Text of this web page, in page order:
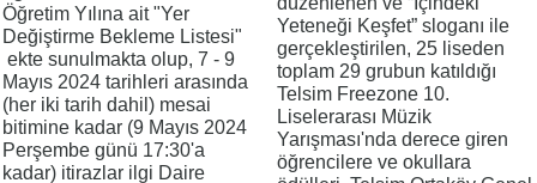
Öğretim Yılına ait "Yer
Değiştirme Bekleme Listesi"
ekte sunulmakta olup, 7 - 9
Mayıs 2024 tarihleri arasında
(her iki tarih dahil) mesai
bitimine kadar (9 Mayıs 2024
Perşembe günü 17:30'a
kadar) itirazlar ilgi Daire
Yeteneği Keşfet” sloganı ile
gerçekleştirilen, 25 liseden
toplam 29 grubun katıldığı
Telsim Freezone 10.
Liselerarası Müzik
Yarışması'nda derece giren
öğrencilere ve okullara